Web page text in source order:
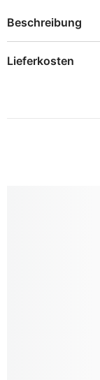
Beschreibung
Lieferkosten